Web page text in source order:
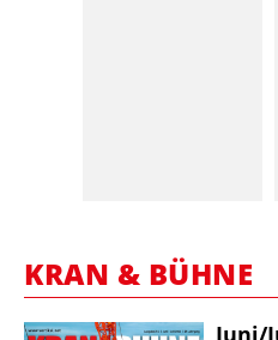
KRAN & BÜHNE
Juni/​